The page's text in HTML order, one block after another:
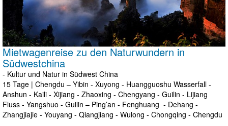
Mietwagenreise zu den Naturwundern in
Südwestchina
- Kultur und Natur in Südwest China
15 Tage | Chengdu – Yibin - Xuyong - Huangguoshu Wasserfall -
Anshun - Kaili - Xijiang - Zhaoxing - Chengyang - Guilin - Lijiang
Fluss - Yangshuo - Guilin – Ping’an - Fenghuang - Dehang -
Zhangjiajie - Youyang - Qiangjiang - Wulong - Chongqing - Chengdu